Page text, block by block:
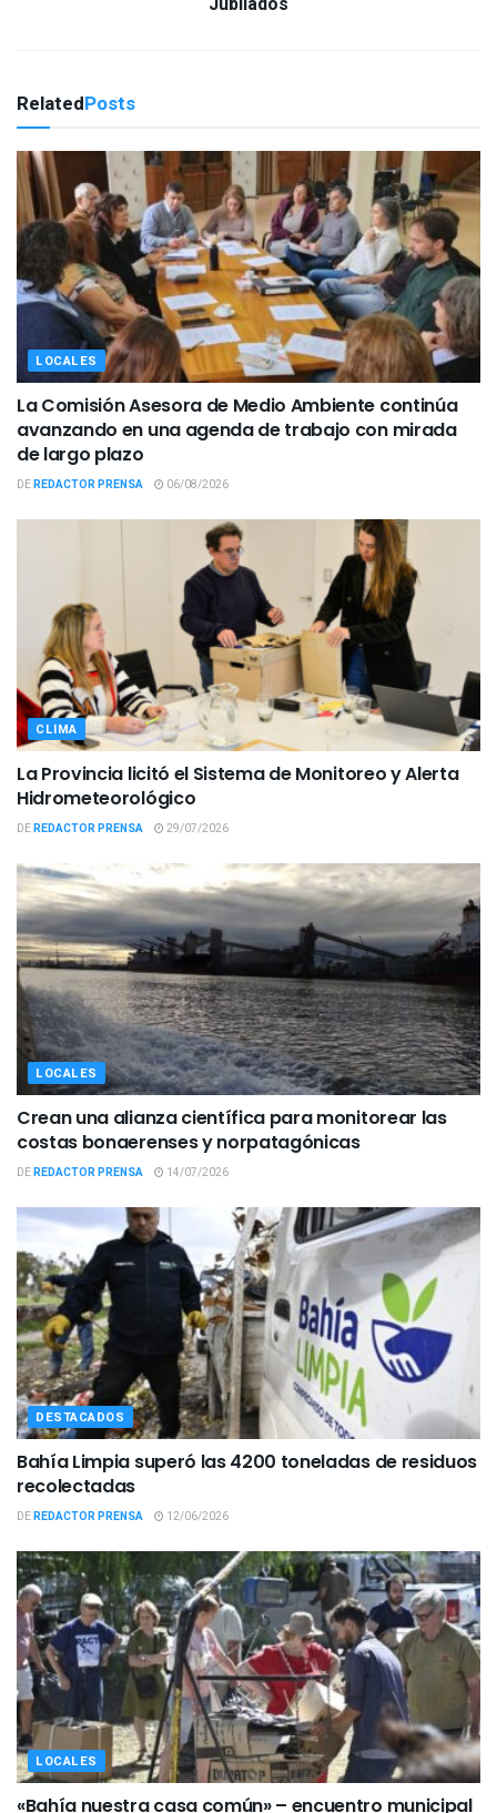
RelatedPosts
LOCALES
La Comisión Asesora de Medio Ambiente continúa
avanzando en una agenda de trabajo con mirada
de largo plazo
DEREDACTOR PRENSA 06/08/2026
CLIMA
La Provincia licitó el Sistema de Monitoreo y Alerta
Hidrometeorológico
DEREDACTOR PRENSA 29/07/2026
LOCALES
Crean una alianza científica para monitorear las
costas bonaerenses y norpatagónicas
DEREDACTOR PRENSA 14/07/2026
DESTACADOS
Bahía Limpia superó las 4200 toneladas de residuos
recolectadas
DEREDACTOR PRENSA 12/06/2026
LOCALES
«Bahía nuestra casa común» – encuentro municipal